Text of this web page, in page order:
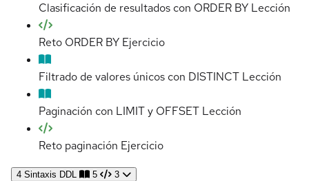
Clasificación de resultados con ORDER BY Lección
Reto ORDER BY Ejercicio
Filtrado de valores únicos con DISTINCT Lección
Paginación con LIMIT y OFFSET Lección
Reto paginación Ejercicio
4 Sintaxis DDL 5 3